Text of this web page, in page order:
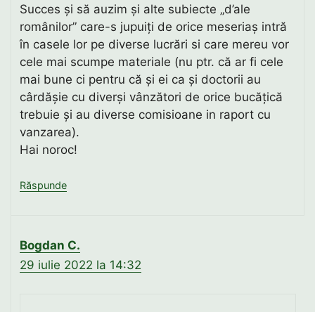
Succes și să auzim și alte subiecte „d’ale
românilor” care-s jupuiți de orice meseriaș intră
în casele lor pe diverse lucrări si care mereu vor
cele mai scumpe materiale (nu ptr. că ar fi cele
mai bune ci pentru că și ei ca și doctorii au
cârdășie cu diverși vânzători de orice bucățică
trebuie și au diverse comisioane in raport cu
vanzarea).
Hai noroc!
Răspunde
Bogdan C.
29 iulie 2022 la 14:32